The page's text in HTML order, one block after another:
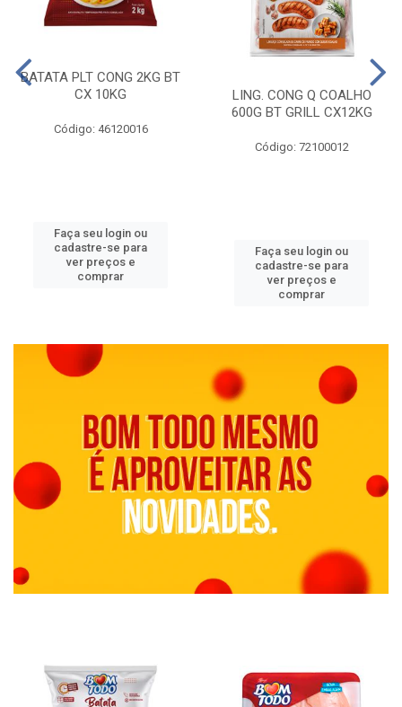
BATATA PLT CONG 2KG BT
CX 10KG
Código: 46120016
Faça seu login ou
cadastre-se para
ver preços e
comprar
LING. CONG Q COALHO
600G BT GRILL CX12KG
Código: 72100012
Faça seu login ou
cadastre-se para
ver preços e
comprar